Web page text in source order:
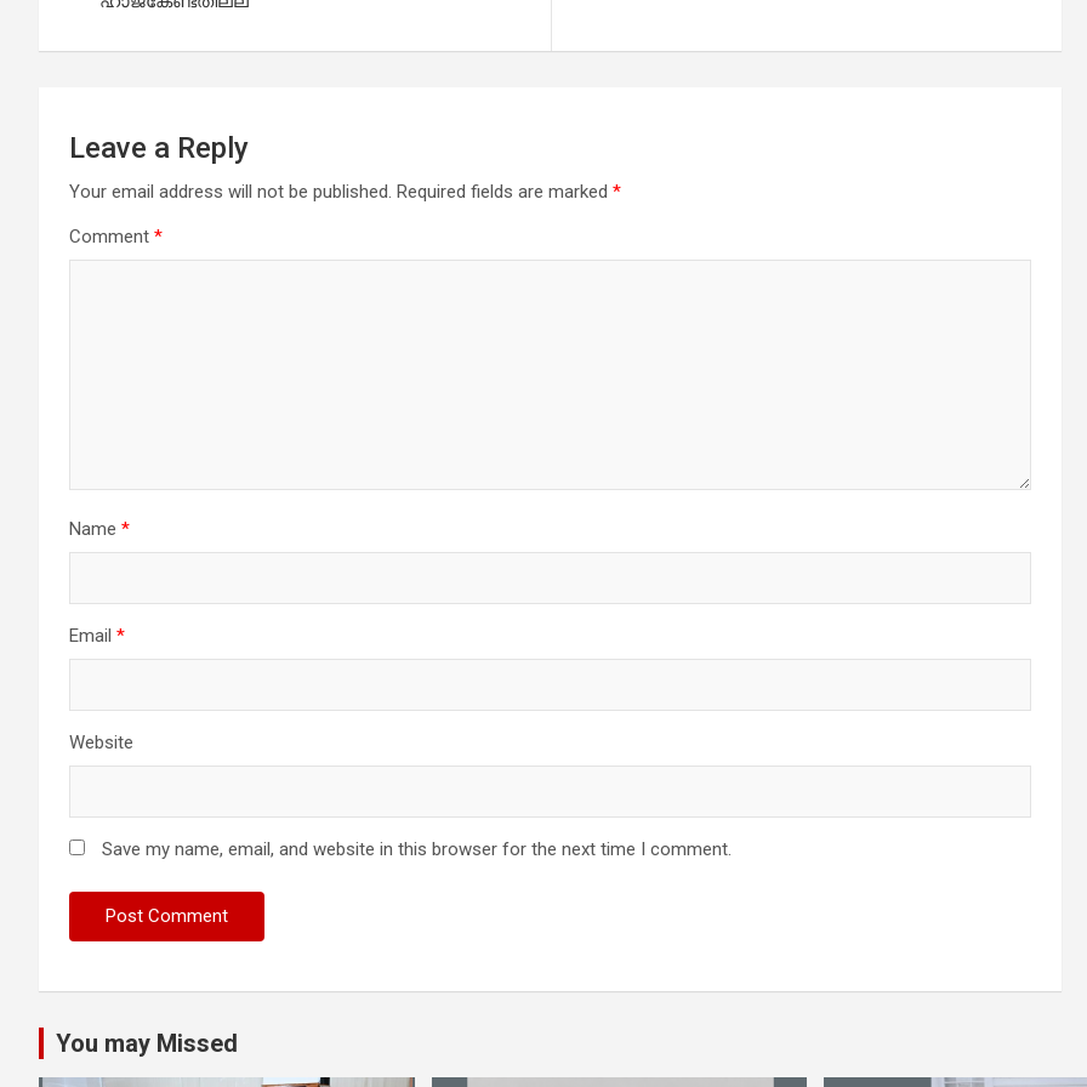
Leave a Reply
Your email address will not be published. Required fields are marked *
Comment *
Name *
Email *
Website
Save my name, email, and website in this browser for the next time I comment.
You may Missed